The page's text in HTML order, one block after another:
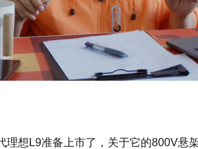
理想L9准备上市了，关于它的800V悬